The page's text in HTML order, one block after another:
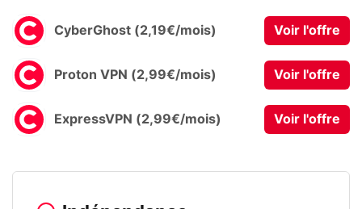
CyberGhost (2,19€/mois) Voir l'offre
Proton VPN (2,99€/mois) Voir l'offre
ExpressVPN (2,99€/mois) Voir l'offre